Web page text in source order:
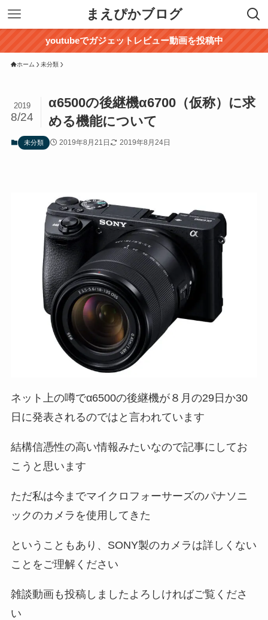
まえぴかブログ
youtubeでガジェットレビュー動画を投稿中
ホーム 未分類
α6500の後継機α6700（仮称）に求
める機能について
2019
8/24
未分類 2019年8月21日 2019年8月24日
ネット上の噂でα6500の後継機が８月の29日か30
日に発表されるのではと言われています
結構信憑性の高い情報みたいなので記事にしてお
こうと思います
ただ私は今までマイクロフォーサーズのパナソニ
ックのカメラを使用してきた
ということもあり、SONY製のカメラは詳しくない
ことをご理解ください
雑談動画も投稿しましたよろしければご覧くださ
い